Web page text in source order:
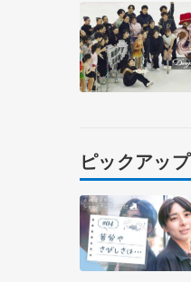
ピックアップ